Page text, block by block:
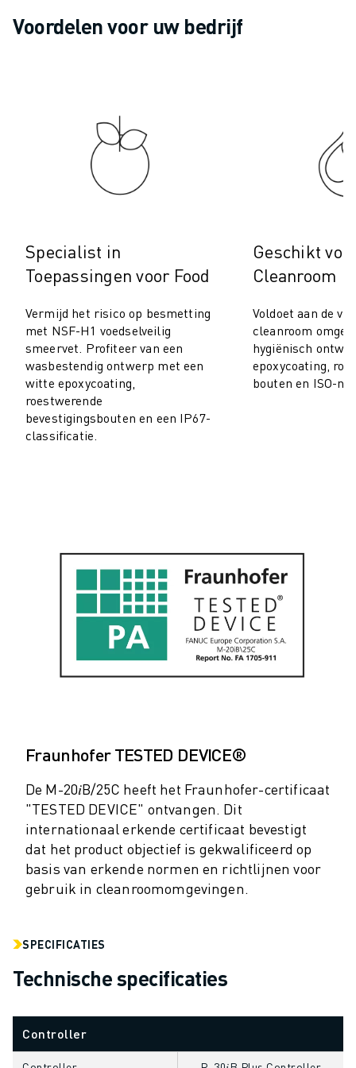
ROBOSHOT TOTAL COST OF OWNERSHIP
ROBOCUT PREVENTIEF ONDERHOUD
ROBOCUT DUURZAAMHEID
IIOT-OPLOSSINGEN
SMART FACTORY OPLOSSINGEN
CASE STUDIES
OPLOSSINGEN
INDUSTRIEËN
ALLE INDUSTRIEËN
LUCHTVAART
AUTOMOTIVE
ELEKTRISCHE VOERTUIGEN
ELEKTRONICA
FOOD & BEVERAGE
MEDISCH
BOOGLASSEN
BOREN EN TAPPEN MET HOGE SNELHEID
SPUITGIETEN
PALLETISEREN
PUNTLASSEN
VISION INSPECTIE
DRAADVONKEN EDM
CASE STUDIES
CUSTOMER SERVICE
CUSTOMER CARE
TECHNISCHE ONDERSTEUNING REMOTE
SPARE PARTS
E-STORE
DOWNLOAD CENTER » MYFANUC
Voordelen voor uw bedrijf
Specialist in
Toepassingen voor Food
Vermijd het risico op besmetting
met NSF-H1 voedselveilig
smeervet. Profiteer van een
wasbestendig ontwerp met een
witte epoxycoating,
roestwerende
bevestigingsbouten en een IP67-
classificatie.
Geschikt
Cleanroom
Voldoet aan de
cleanroom
hygiënisch
epoxycoating,
bouten en ISO-
Fraunhofer TESTED DEVICE®
De M-20𝑖B/25C heeft het Fraunhofer-certificaat
"TESTED DEVICE" ontvangen. Dit
internationaal erkende certificaat bevestigt
dat het product objectief is gekwalificeerd op
basis van erkende normen en richtlijnen voor
gebruik in cleanroomomgevingen.
SPECIFICATIES
Technische specificaties
Controller